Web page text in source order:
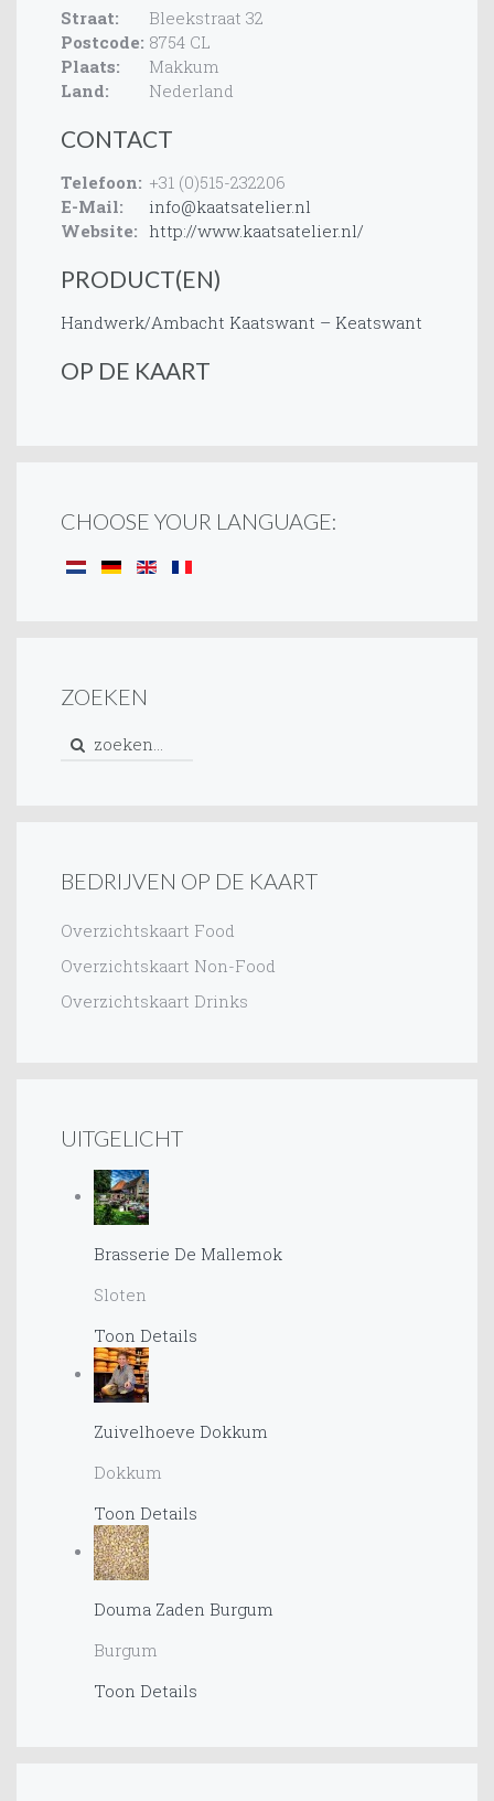
Straat:
Bleekstraat 32
Postcode: 8754 CL
Plaats:
Makkum
Land:
Nederland
CONTACT
Telefoon: +31 (0)515-232206
E-Mail:
info@kaatsatelier.nl
Website: http://www.kaatsatelier.nl/
PRODUCT(EN)
Handwerk/Ambacht Kaatswant – Keatswant
OP DE KAART
CHOOSE YOUR LANGUAGE:
ZOEKEN
BEDRIJVEN OP DE KAART
Overzichtskaart Food
Overzichtskaart Non-Food
Overzichtskaart Drinks
UITGELICHT
Brasserie De Mallemok
Sloten
Toon Details
Zuivelhoeve Dokkum
Dokkum
Toon Details
Douma Zaden Burgum
Burgum
Toon Details